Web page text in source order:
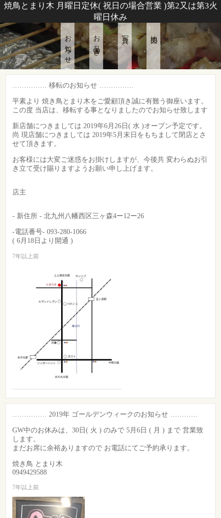
焼鳥とまり木 月曜日定休( 祝日の場合営業 )第2又は第3火
曜日休み
お知らせ お品書き
…………… 移転のお知らせ ……………
平素より 焼き鳥とまり木をご愛顧頂き誠に有難う御座います。
この度 当店は、移転する事となりましたのでお知らせ致します
新店舗につきましては 2019年6月26日( 水 )オープン予定です。
尚 現店舗につきましては 2019年5月末日をもちまして閉店とさ
せて頂きます。
お客様には大変ご迷惑をお掛けしますが、今後共 変わらぬお引
き立て受け賜りますようお願い申し上げます。
店主
- 新住所 - 北九州八幡西区三ヶ森4ー12ー26
-電話番号- 093-280-1066
( 6月18日より開通 )
7年以上前
…………… 2019年 ゴールデンウィークのお知らせ …………
GW中のお休みは、30日( 火 ) のみで 5月6日 ( 月 ) まで 営業致
します。
まだお席に余裕ありますので お電話にてご予約承ります。
焼き鳥 とまり木
0949429588
7年以上前